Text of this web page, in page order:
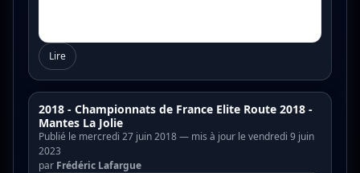
Lire
2018 - Championnats de France Elite Route 2018 -
Mantes La Jolie
Publié le mercredi 27 juin 2018 — mis à jour le vendredi 9 juin
2023
par Frédéric Lafargue